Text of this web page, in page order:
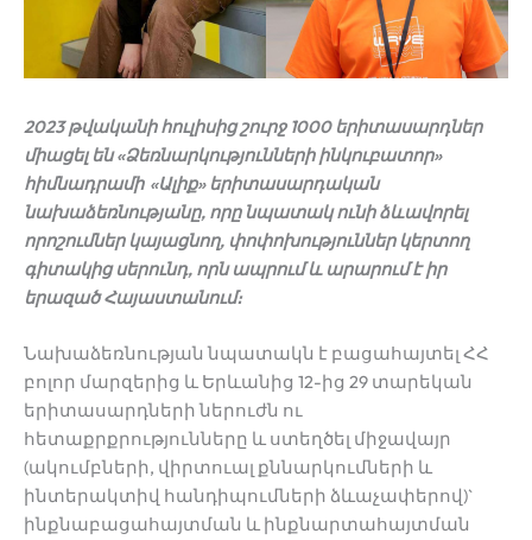
2023 թվականի հուլիսից շուրջ 1000 երիտասարդներ
միացել են «Ձեռնարկությունների ինկուբատոր»
հիմնադրամի «Ալիք» երիտասարդական
նախաձեռնությանը, որը նպատակ ունի ձևավորել
որոշումներ կայացնող, փոփոխություններ կերտող
գիտակից սերունդ, որն ապրում և արարում է իր
երազած Հայաստանում։
Նախաձեռնության նպատակն է բացահայտել ՀՀ
բոլոր մարզերից և Երևանից 12-ից 29 տարեկան
երիտասարդների ներուժն ու
հետաքրքրությունները և ստեղծել միջավայր
(ակումբների, վիրտուալ քննարկումների և
ինտերակտիվ հանդիպումների ձևաչափերով)`
ինքնաբացահայտման և ինքնարտահայտման